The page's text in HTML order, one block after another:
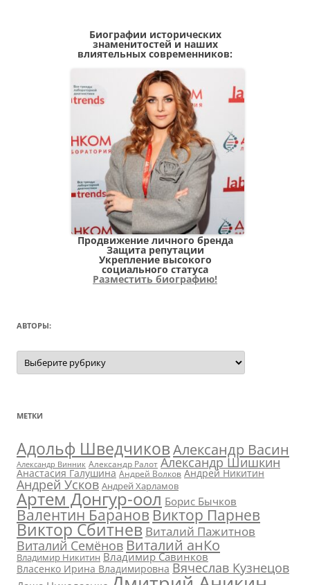
Биографии исторических
знаменитостей и наших
влиятельных современников:
Продвижение личного бренда
Защита репутации
Укрепление высокого
социального статуса
Разместить биографию!
АВТОРЫ:
Авторы:
МЕТКИ
Адольф ШведчиковАлександр Васин
Александр Винник Александр Ралот Александр Шишкин
Анастасия Галушина Андрей Волков Андрей Никитин
Андрей Усков Андрей Харламов
Артем Донгур-оол Борис Бычков
Валентин БарановВиктор Парнев
Виктор Сбитнев Виталий Пажитнов
Виталий СемёновВиталий анКо
Владимир Никитин Владимир Савинков
Власенко Ирина Владимировна Вячеслав Кузнецов